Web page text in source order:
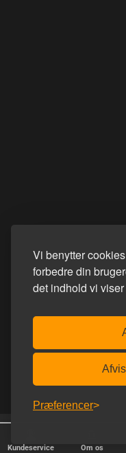
Vi benytter
forbedre din
det indhold vi
Præferencer
Kundeservice Om os